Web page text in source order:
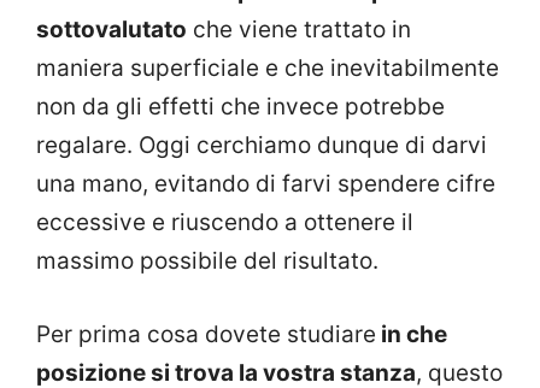
sottovalutato che viene trattato in
maniera superficiale e che inevitabilmente
non da gli effetti che invece potrebbe
regalare. Oggi cerchiamo dunque di darvi
una mano, evitando di farvi spendere cifre
eccessive e riuscendo a ottenere il
massimo possibile del risultato.
Per prima cosa dovete studiare in che
posizione si trova la vostra stanza, questo